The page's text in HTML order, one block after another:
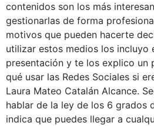
contenidos son los más
gestionarlas de forma
motivos que pueden hacerte
utilizar estos medios los incluyo
presentación y te los explico un
qué usar las Redes Sociales si
Laura Mateo Catalán Alcance.
hablar de la ley de los 6 grados
indica que puedes llegar a